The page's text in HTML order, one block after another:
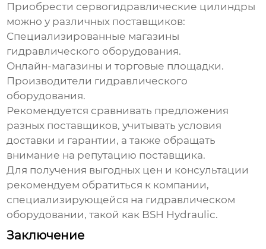
Приобрести сервогидравлические цилиндры
можно у различных поставщиков:
Специализированные магазины
гидравлического оборудования.
Онлайн-магазины и торговые площадки.
Производители гидравлического
оборудования.
Рекомендуется сравнивать предложения
разных поставщиков, учитывать условия
доставки и гарантии, а также обращать
внимание на репутацию поставщика.
Для получения выгодных цен и консультации
рекомендуем обратиться к компании,
специализирующейся на гидравлическом
оборудовании, такой как BSH Hydraulic.
Заключение